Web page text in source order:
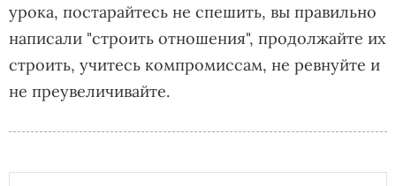
урока, постарайтесь не спешить, вы правильно
написали "строить отношения", продолжайте их
строить, учитесь компромиссам, не ревнуйте и
не преувеличивайте.